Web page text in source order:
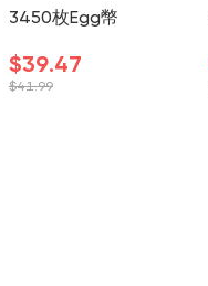
3450枚Egg幣
$39.47
$41.99